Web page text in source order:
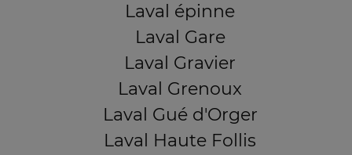
Laval épinne
Laval Gare
Laval Gravier
Laval Grenoux
Laval Gué d'Orger
Laval Haute Follis